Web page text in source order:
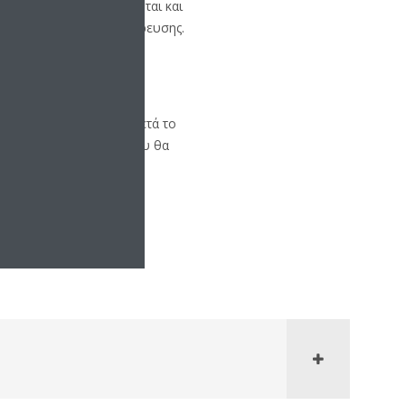
να συντηρούνται και
την ημερομηνία απαγόρευσης.
των προϊόντων μετά το
στις απαγορεύσεις που θα
Περισσότερες